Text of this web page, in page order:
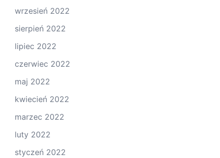
wrzesień 2022
sierpień 2022
lipiec 2022
czerwiec 2022
maj 2022
kwiecień 2022
marzec 2022
luty 2022
styczeń 2022